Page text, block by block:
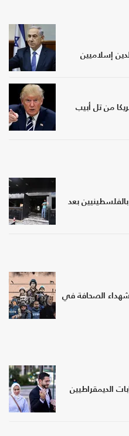
إسلاميين
من تل أبيب
بعد
شهداء الصحافة في
الديمقراطيين